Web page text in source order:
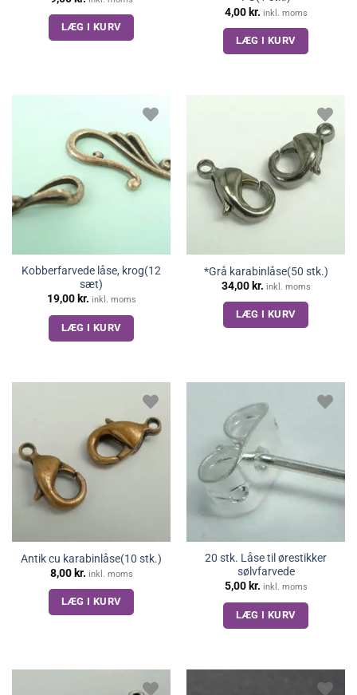
LÆG I KURV
4,00kr. inkl. moms
LÆG I KURV
Kobberfarvede låse, krog(12
sæt)
19,00 kr. inkl. moms
LÆG I KURV
*Grå karabinlåse(50 stk.)
34,00 kr. inkl. moms
LÆG I KURV
Antik cu karabinlåse(10 stk.)
8,00 kr. inkl. moms
LÆG I KURV
20 stk. Låse til ørestikker
sølvfarvede
5,00 kr. inkl. moms
LÆG I KURV